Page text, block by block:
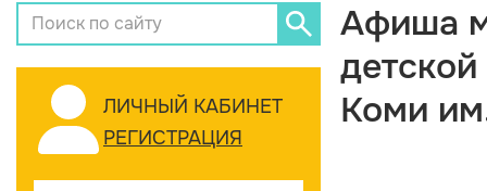
ЛИЧНЫЙ КАБИНЕТ
РЕГИСТРАЦИЯ
Афиша
Коми